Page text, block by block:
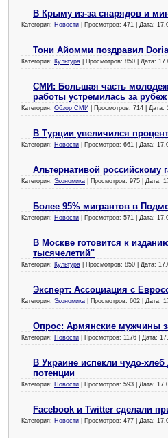
В Крыму из-за снарядов и
Категория: Новости | Просмотров: 471 | Дата:
Тони Айомми поздравил
Категория: Культура | Просмотров: 850 | Дата:
СМИ: Большая часть
работы устремилась за рубеж
Категория: Обзор СМИ | Просмотров: 714 | Дата:
В Турции увеличился
Категория: Новости | Просмотров: 661 | Дата:
Альтернативой российскому
Категория: Экономика | Просмотров: 975 | Дата:
Более 95% мигрантов в
Категория: Новости | Просмотров: 571 | Дата:
В Москве готовится к
тысячелетий"
Категория: Культура | Просмотров: 850 | Дата:
Эксперт: Ассоциация с
Категория: Экономика | Просмотров: 602 | Дата:
Опрос: Армянские мужчины
Категория: Новости | Просмотров: 1176 | Дата:
В Украине испекли чудо-
потенции
Категория: Новости | Просмотров: 593 | Дата:
Facebook и Twitter сделали
Категория: Новости | Просмотров: 477 | Дата: